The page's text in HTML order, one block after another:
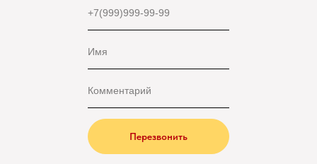
Перезвонить